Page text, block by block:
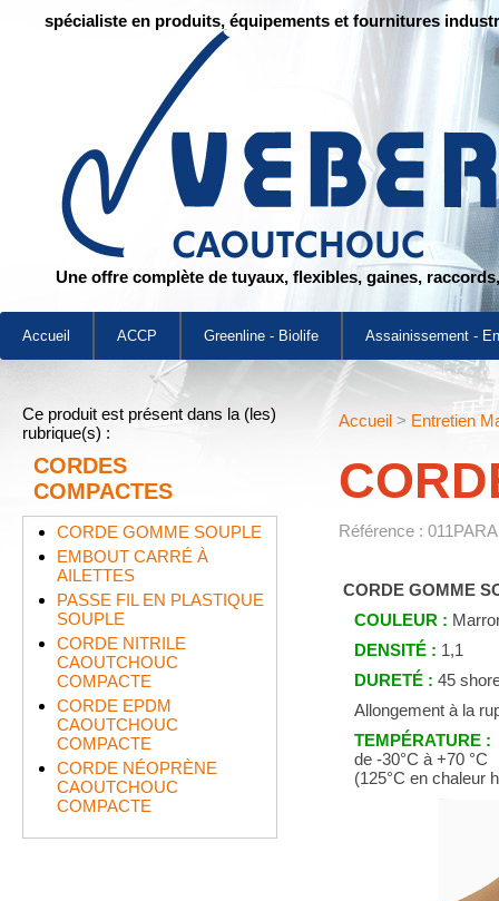
spécialiste en produits, équipements et fournitures
Une offre complète de tuyaux, flexibles, gaines,
Accueil ACCP Greenline - Biolife Assainissement -
Ce produit est présent dans la (les)
rubrique(s) :
CORDES
COMPACTES
CORDE GOMME SOUPLE
EMBOUT CARRÉ À
AILETTES
PASSE FIL EN PLASTIQUE
SOUPLE
CORDE NITRILE
CAOUTCHOUC
COMPACTE
CORDE EPDM
CAOUTCHOUC
COMPACTE
CORDE NÉOPRÈNE
CAOUTCHOUC
COMPACTE
Accueil > Entretien
Référence :
CORDE GOMME
COULEUR :
DENSITÉ : 1,1
DURETÉ : 45
Allongement à la
TEMPÉRATURE :
de -30°C à +70 °C
(125°C en chaleur